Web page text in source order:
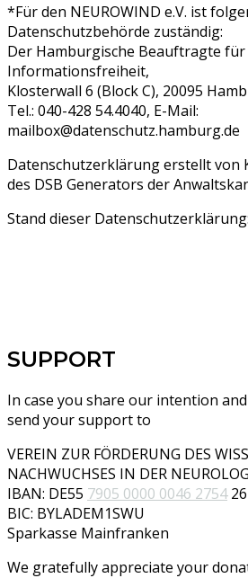
*Für den NEUROWIND e.V. ist
Datenschutzbehörde zuständig:
Der Hamburgische Beauftragte
Informationsfreiheit,
Klosterwall 6 (Block C), 20095
Tel.: 040-428 54.4040, E-Mail:
mailbox@datenschutz.hamburg.de
Datenschutzerklärung erstellt von
des DSB Generators der
Stand dieser
SUPPORT
In case you share our intention
send your support to
VEREIN ZUR FÖRDERUNG DES
NACHWUCHSES IN DER
IBAN: DE55 7905 0000 0046 275426
BIC: BYLADEM1SWU
Sparkasse Mainfranken
We gratefully appreciate your